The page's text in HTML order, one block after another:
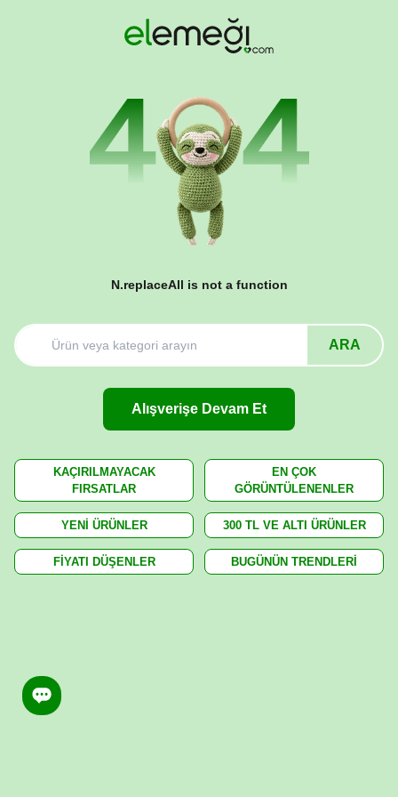
N.replaceAll is not a function
ARA
Alışverişe Devam Et
KAÇIRILMAYACAK
FIRSATLAR
EN ÇOK
GÖRÜNTÜLENENLER
YENİ ÜRÜNLER 300 TL VE ALTI ÜRÜNLER
FİYATI DÜŞENLER BUGÜNÜN TRENDLERİ